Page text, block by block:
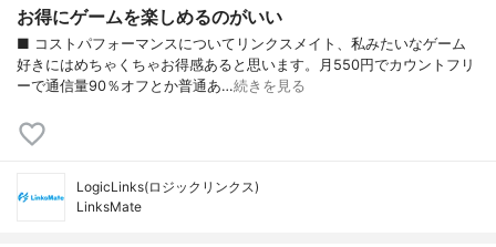
お得にゲームを楽しめるのがいい
■ コストパフォーマンスについてリンクスメイト、私みたいなゲーム
好きにはめちゃくちゃお得感あると思います。月550円でカウントフリ
ーで通信量90％オフとか普通あ…続きを見る
LogicLinks(ロジックリンクス)
LinksMate